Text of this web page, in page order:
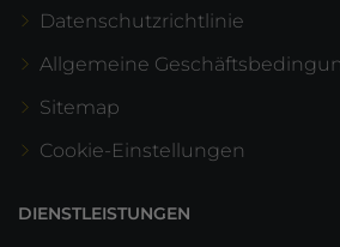
Datenschutzrichtlinie
Allgemeine
Sitemap
Cookie-Einstellungen
DIENSTLEISTUNGEN